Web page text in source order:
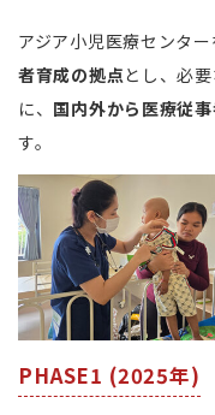
アジア小児医療センター
者育成の拠点とし、必
に、 国内外から医療従
す。
PHASE1 (2025年)